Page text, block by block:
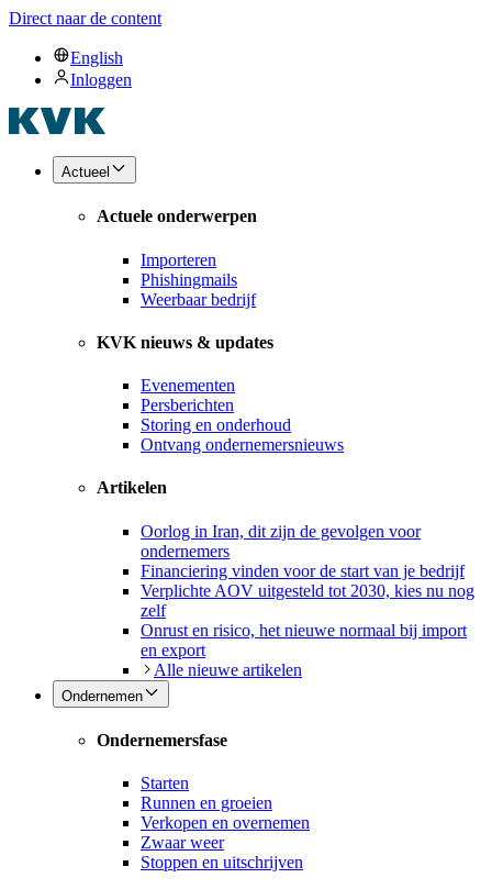
Direct naar de content
English
Inloggen
Actueel
Actuele onderwerpen
Importeren
Phishingmails
Weerbaar bedrijf
KVK nieuws & updates
Evenementen
Persberichten
Storing en onderhoud
Ontvang ondernemersnieuws
Artikelen
Oorlog in Iran, dit zijn de gevolgen voor
ondernemers
Financiering vinden voor de start van je bedrijf
Verplichte AOV uitgesteld tot 2030, kies nu nog
zelf
Onrust en risico, het nieuwe normaal bij import
en export
Alle nieuwe artikelen
Ondernemen
Ondernemersfase
Starten
Runnen en groeien
Verkopen en overnemen
Zwaar weer
Stoppen en uitschrijven